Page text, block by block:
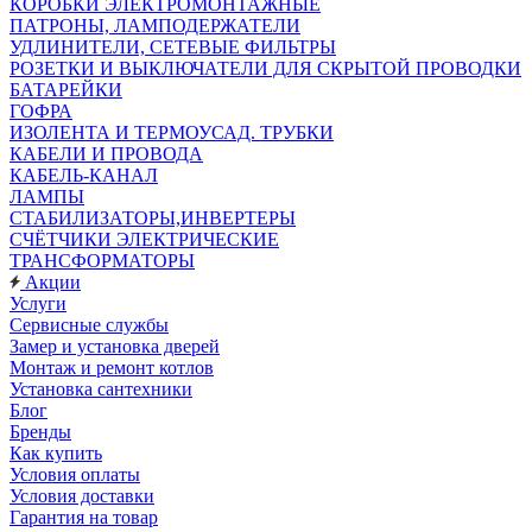
КОРОБКИ ЭЛЕКТРОМОНТАЖНЫЕ
ПАТРОНЫ, ЛАМПОДЕРЖАТЕЛИ
УДЛИНИТЕЛИ, СЕТЕВЫЕ ФИЛЬТРЫ
РОЗЕТКИ И ВЫКЛЮЧАТЕЛИ ДЛЯ СКРЫТОЙ ПРОВОДКИ
БАТАРЕЙКИ
ГОФРА
ИЗОЛЕНТА И ТЕРМОУСАД. ТРУБКИ
КАБЕЛИ И ПРОВОДА
КАБЕЛЬ-КАНАЛ
ЛАМПЫ
СТАБИЛИЗАТОРЫ,ИНВЕРТЕРЫ
СЧЁТЧИКИ ЭЛЕКТРИЧЕСКИЕ
ТРАНСФОРМАТОРЫ
Акции
Услуги
Сервисные службы
Замер и установка дверей
Монтаж и ремонт котлов
Установка сантехники
Блог
Бренды
Как купить
Условия оплаты
Условия доставки
Гарантия на товар